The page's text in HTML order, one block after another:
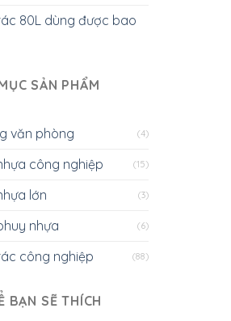
80L dùng được bao
SẢN PHẨM
văn phòng (4)
công nghiệp (15)
lớn (3)
nhựa (6)
công nghiệp (88)
BẠN SẼ THÍCH